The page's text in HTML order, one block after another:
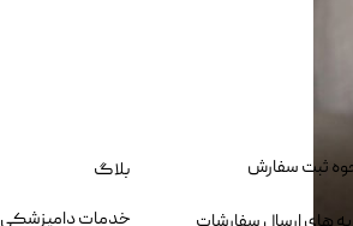
ثبت سفارش
بلاگ
خدمات دامپزشکی